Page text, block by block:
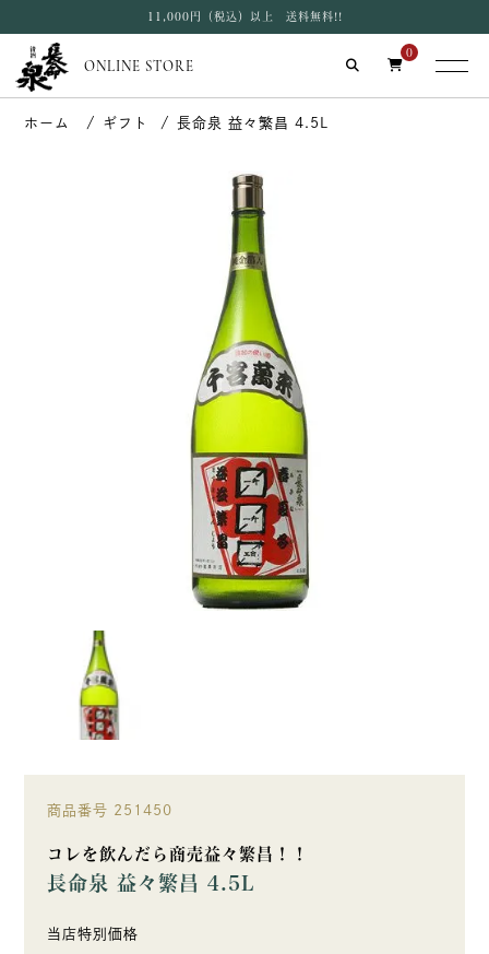
11,000円（税込）以上 送料無料!!
ONLINE STORE
0
ギフト 長命泉 益々繁昌 4.5L
商品番号 251450
コレを飲んだら商売益々繁昌！！
長命泉 益々繁昌 4.5L
当店特別価格